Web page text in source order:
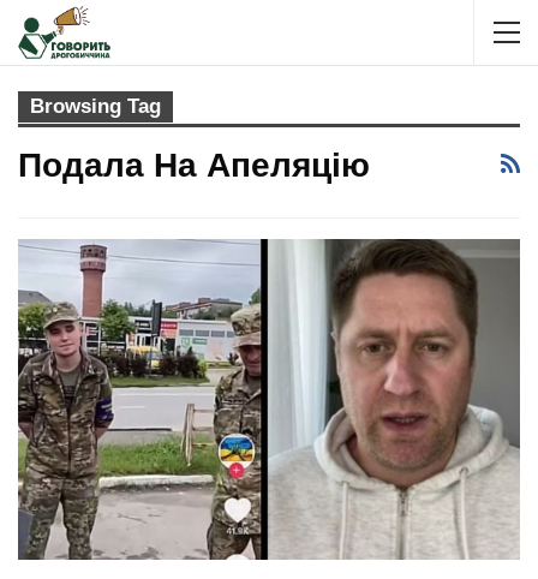
Browsing Tag
Подала На Апеляцію